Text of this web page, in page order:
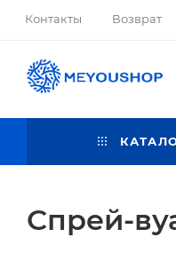
Контакты Возврат
Спрей-